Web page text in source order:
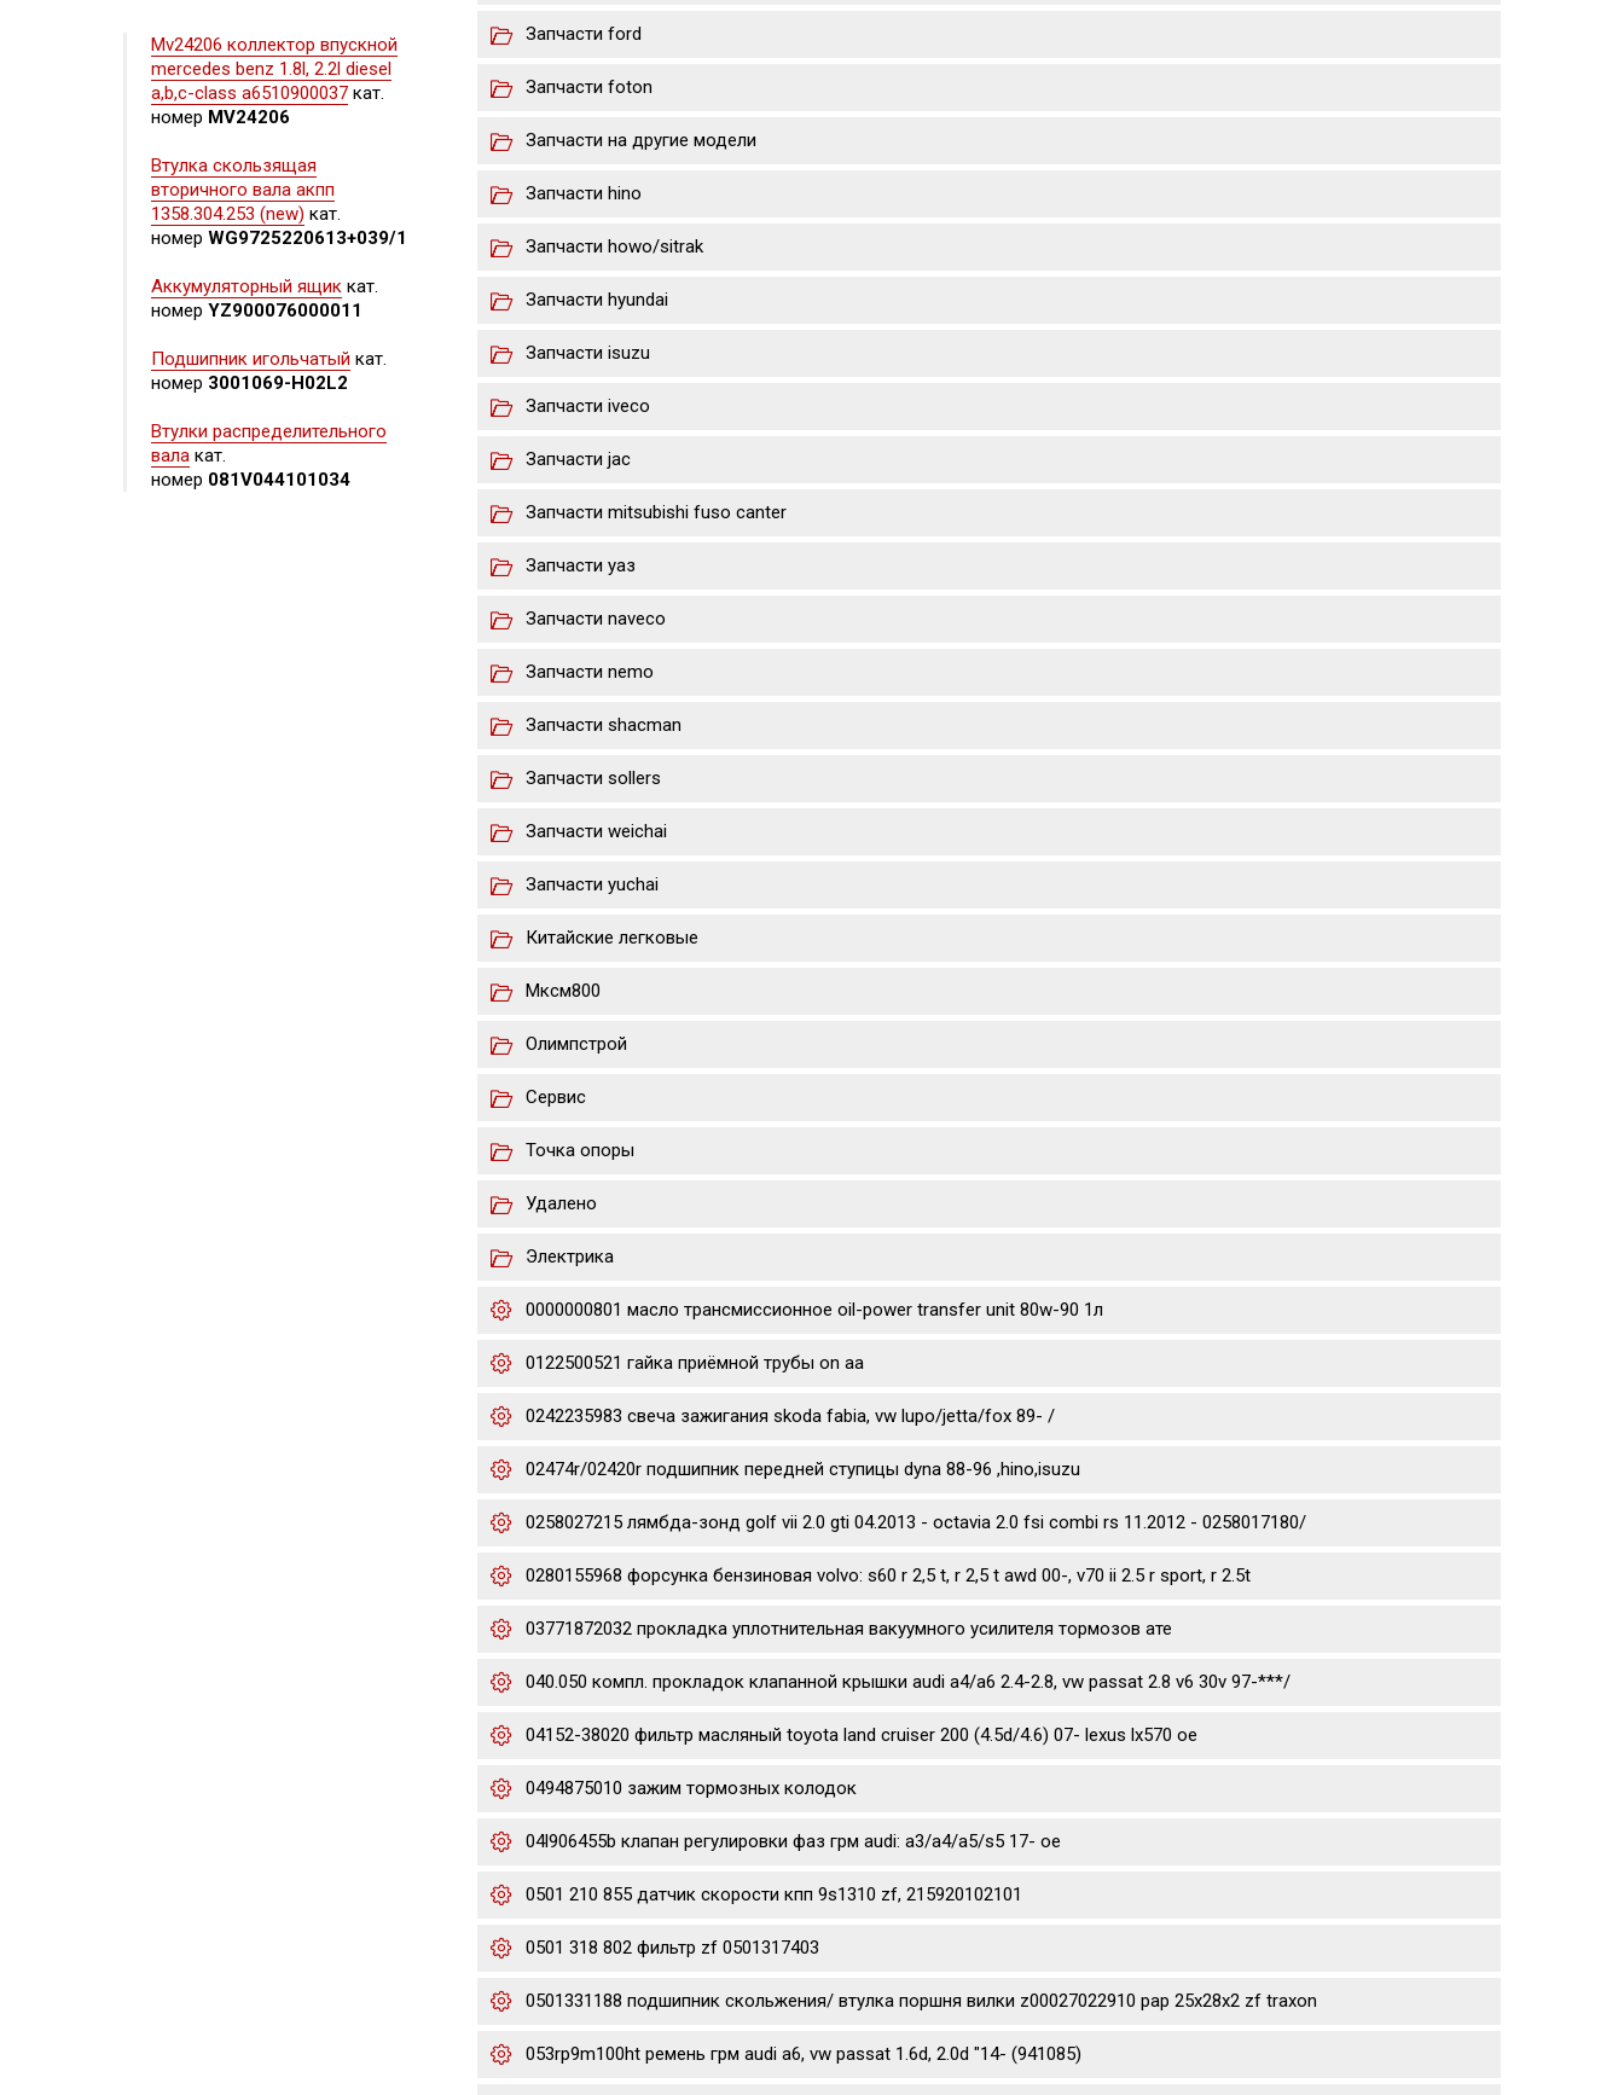
Mv24206 коллектор впускной
mercedes benz 1.8l, 2.2l diesel
a,b,c-class a6510900037 кат.
номер MV24206
Втулка скользящая
вторичного вала акпп
1358.304.253 (new) кат.
номер WG9725220613+039/1
Аккумуляторный ящик кат.
номер YZ900076000011
Подшипник игольчатый кат.
номер 3001069-H02L2
Втулки распределительного
вала кат.
номер 081V044101034
Запчасти ford
Запчасти foton
Запчасти на другие модели
Запчасти hino
Запчасти howo/sitrak
Запчасти hyundai
Запчасти isuzu
Запчасти iveco
Запчасти jac
Запчасти mitsubishi fuso canter
Запчасти уаз
Запчасти naveco
Запчасти nemo
Запчасти shacman
Запчасти sollers
Запчасти weichai
Запчасти yuchai
Китайские легковые
Мксм800
Олимпстрой
Сервис
Точка опоры
Удалено
Электрика
0000000801 масло трансмиссионное oil-power transfer unit 80w-90 1л
0122500521 гайка приёмной трубы on aa
0242235983 свеча зажигания skoda fabia, vw lupo/jetta/fox 89- /
02474r/02420r подшипник передней ступицы dyna 88-96 ,hino,isuzu
0258027215 лямбда-зонд golf vii 2.0 gti 04.2013 - octavia 2.0 fsi combi rs 11.2012 - 0258017180/
0280155968 форсунка бензиновая volvo: s60 r 2,5 t, r 2,5 t awd 00-, v70 ii 2.5 r sport, r 2.5t
03771872032 прокладка уплотнительная вакуумного усилителя тормозов ате
040.050 компл. прокладок клапанной крышки audi a4/a6 2.4-2.8, vw passat 2.8 v6 30v 97-***/
04152-38020 фильтр масляный toyota land cruiser 200 (4.5d/4.6) 07- lexus lx570 oe
0494875010 зажим тормозных колодок
04l906455b клапан регулировки фаз грм audi: a3/a4/a5/s5 17- oe
0501 210 855 датчик скорости кпп 9s1310 zf, 215920102101
0501 318 802 фильтр zf 0501317403
0501331188 подшипник скольжения/ втулка поршня вилки z00027022910 pap 25x28x2 zf traxon
053rp9m100ht ремень грм audi a6, vw passat 1.6d, 2.0d "14- (941085)